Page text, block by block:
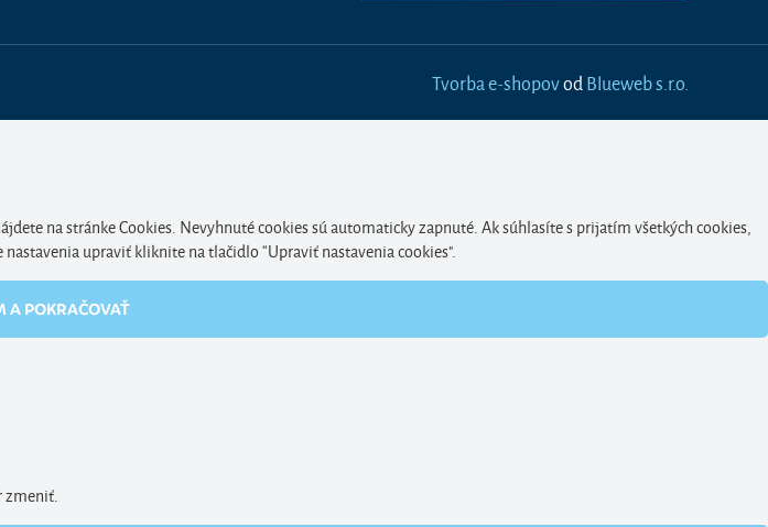
Tvorba e-shopovodBlueweb s.r.o.
na stránke Cookies. Nevyhnuté cookies sú automaticky zapnuté. Ak súhlasíte s prijatím všetkých cookies,
upraviť kliknite na tlačidlo “Upraviť nastavenia cookies".
A POKRAČOVAŤ
zmeniť.